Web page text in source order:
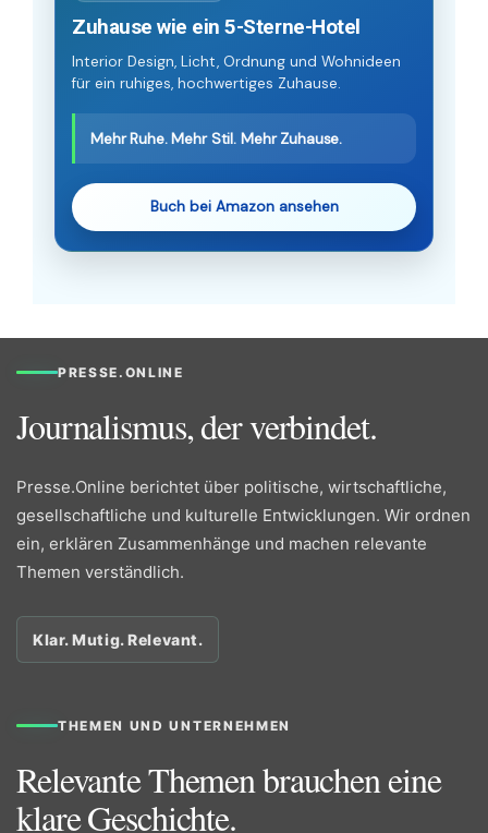
Zuhause wie ein 5-Sterne-Hotel
Interior Design, Licht, Ordnung und Wohnideen
für ein ruhiges, hochwertiges Zuhause.
Mehr Ruhe. Mehr Stil. Mehr Zuhause.
Buch bei Amazon ansehen
PRESSE.ONLINE
Journalismus, der verbindet.
Presse.Online berichtet über politische, wirtschaftliche,
gesellschaftliche und kulturelle Entwicklungen. Wir ordnen
ein, erklären Zusammenhänge und machen relevante
Themen verständlich.
Klar. Mutig. Relevant.
THEMEN UND UNTERNEHMEN
Relevante Themen brauchen eine
klare Geschichte.